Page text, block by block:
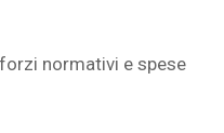
normativi e spese